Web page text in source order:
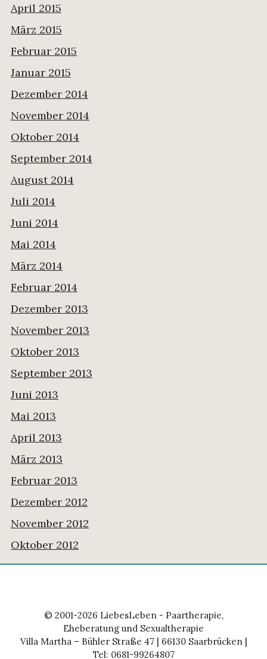
April 2015
März 2015
Februar 2015
Januar 2015
Dezember 2014
November 2014
Oktober 2014
September 2014
August 2014
Juli 2014
Juni 2014
Mai 2014
März 2014
Februar 2014
Dezember 2013
November 2013
Oktober 2013
September 2013
Juni 2013
Mai 2013
April 2013
März 2013
Februar 2013
Dezember 2012
November 2012
Oktober 2012
© 2001-2026 LiebesLeben - Paartherapie,
Eheberatung und Sexualtherapie
Villa Martha – Bühler Straße 47 | 66130 Saarbrücken |
Tel: 0681-99264807